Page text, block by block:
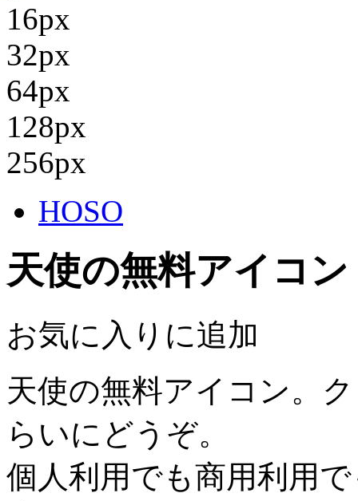
16px
32px
64px
128px
256px
HOSO
天使の無料アイコン
お気に入りに追加
天使の無料アイコン。
らいにどうぞ。
個人利用でも商用利用